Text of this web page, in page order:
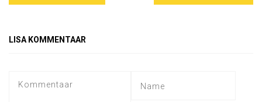
LISA KOMMENTAAR